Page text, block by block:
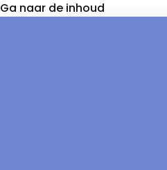
Ga naar de inhoud